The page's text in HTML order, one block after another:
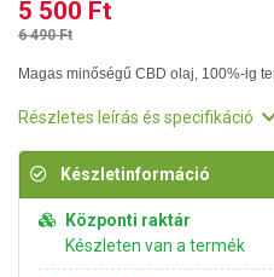
5 500 Ft
6 490 Ft
Magas minőségű CBD olaj, 100%-ig
Részletes leírás és specifikáció
Készletinformáció
Központi raktár
Készleten van a termék